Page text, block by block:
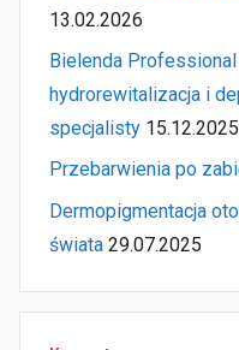
13.02.2026
Bielenda
hydrorewitalizacja i
specjalisty 15.12.2025
Przebarwienia po
Dermopigmentacja
świata 29.07.2025